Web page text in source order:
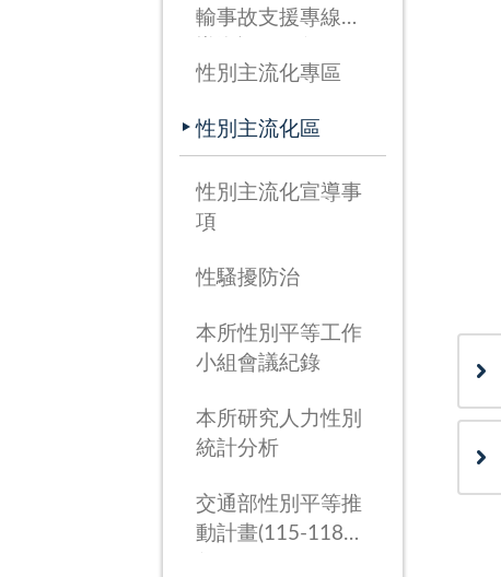
輸事故支援專線宣
26日啟用)
性別主流化專區
性別主流化區
性別主流化宣導事
項
性騷擾防治
本所性別平等工作
小組會議紀錄
本所研究人力性別
統計分析
交通部性別平等推
動計畫(115-118